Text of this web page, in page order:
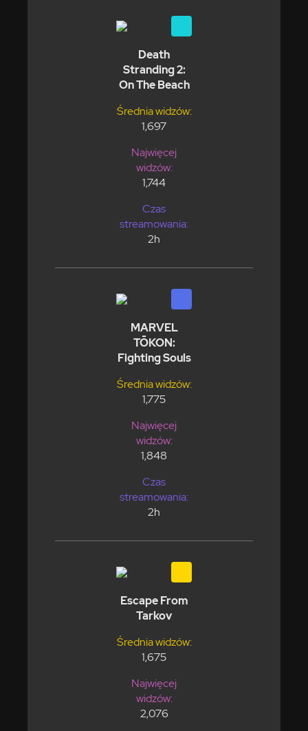
Death
Stranding 2:
On The Beach
Średnia widzów:
1,697
Najwięcej
widzów:
1,744
Czas
streamowania:
2h
MARVEL
TŌKON:
Fighting Souls
Średnia widzów:
1,775
Najwięcej
widzów:
1,848
Czas
streamowania:
2h
Escape From
Tarkov
Średnia widzów:
1,675
Najwięcej
widzów:
2,076